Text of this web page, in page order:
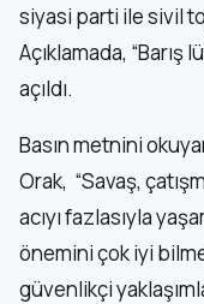
siyasi parti ile sivil
Açıklamada, “Barış
açıldı.
Basın metnini
Orak, “Savaş,
acıyı fazlasıyla
önemini çok iyi
güvenlikçi